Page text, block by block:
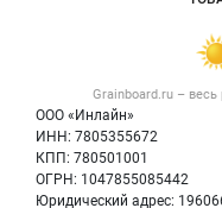
Grainboard.ru – весь
ООО «Инлайн»
ИНН: 7805355672
КПП: 780501001
ОГРН: 1047855085442
Юридический адрес:
Политика